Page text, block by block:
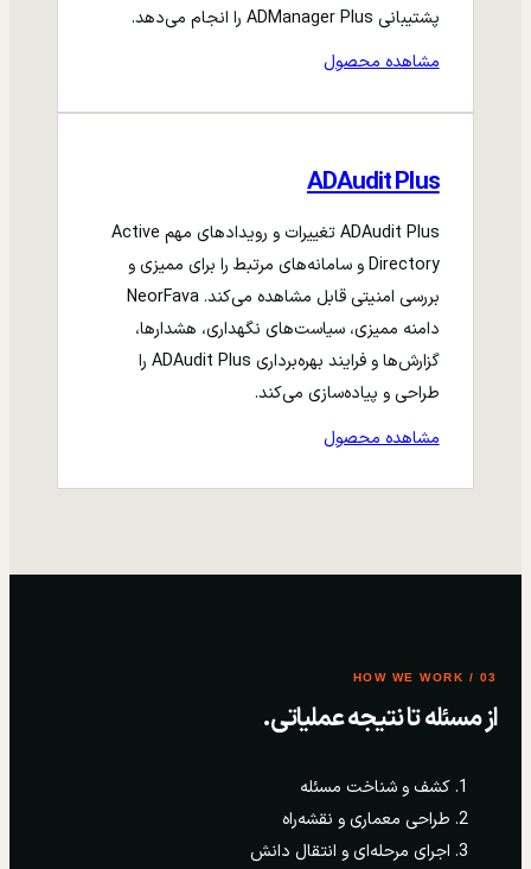
پشتیبانی ADManager Plus را انجام می‌دهد.
مشاهده محصول
ADAudit Plus
ADAudit Plus تغییرات و رویدادهای مهم Active
Directory و سامانه‌های مرتبط را برای ممیزی و
بررسی امنیتی قابل مشاهده می‌کند. NeorFava
دامنه ممیزی، سیاست‌های نگهداری، هشدارها،
گزارش‌ها و فرایند بهره‌برداری ADAudit Plus را
طراحی و پیاده‌سازی می‌کند.
مشاهده محصول
03 / HOW WE WORK
از مسئله تا نتیجه عملیاتی.
کشف و شناخت مسئله
طراحی معماری و نقشه‌راه
اجرای مرحله‌ای و انتقال دانش